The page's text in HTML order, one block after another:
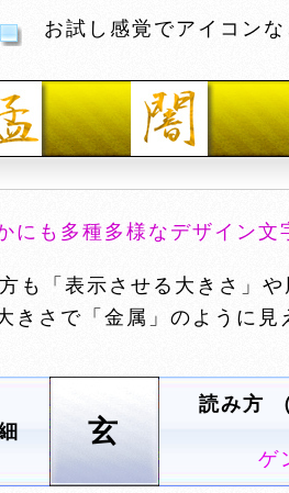
お試し感覚でアイコンな
にも多種多様なデザイン文
も「表示させる大きさ」
きさで「金属」のように
玄
読み方
ゲ